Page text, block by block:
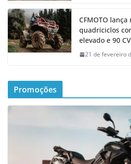
CFMOTO
quadriciclos
elevado e 90 CV
21 de fevereiro
Promoções